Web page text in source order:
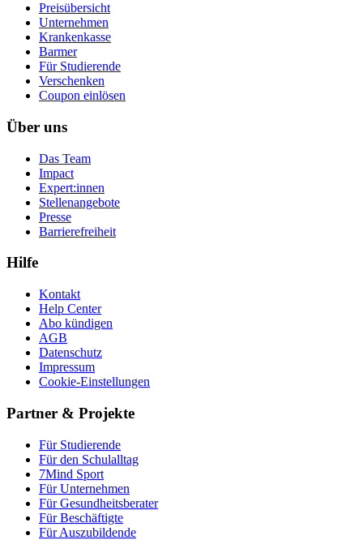
Preisübersicht
Unternehmen
Krankenkasse
Barmer
Für Studierende
Ver­schen­ken
Coupon einlösen
Über uns
Das Team
Impact
Expert:innen
Stellenangebote
Presse
Barrierefreiheit
Hilfe
Kontakt
Help Center
Abo kündigen
AGB
Datenschutz
Impressum
Cookie-Einstellungen
Partner & Projekte
Für Stu­die­rende
Für den Schulalltag
7Mind Sport
Für Unter­neh­men
Für Gesund­heits­be­ra­ter
Für Beschäftigte
Für Auszubildende